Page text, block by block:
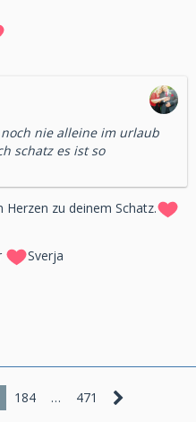
nie alleine im urlaub
schatz es ist so
zu deinem Schatz.
Sverja
184 … 471